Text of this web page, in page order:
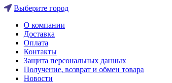
Выберите город
О компании
Доставка
Оплата
Контакты
Защита персональных данных
Получение, возврат и обмен товара
Новости